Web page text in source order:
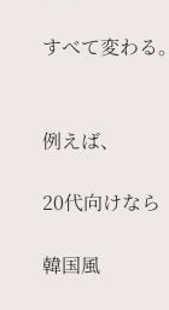
すべて変わる。
例えば、
20代向けなら
韓国風